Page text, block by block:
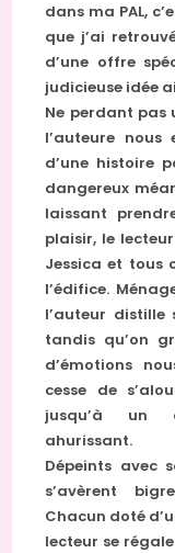
dans ma PAL,
que j’ai
d’une offre
judicieuse idée
Ne perdant pas
l’auteure
d’une histoire
dangereux
laissant
plaisir, le
Jessica et tous
l’édifice.
l’auteur distille
tandis qu’on
d’émotions
cesse de
jusqu’à un
ahurissant.
Dépeints avec
s’avèrent
Chacun doté
lecteur se